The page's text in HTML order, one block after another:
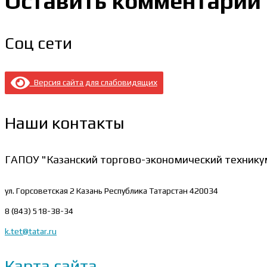
Соц сети
Версия сайта для слабовидящих
Наши контакты
ГАПОУ "Казанский торгово-экономический
ул. Горсоветская 2 Казань Республика Татарстан 420034
8 (843) 518-38-34
k.tet@tatar.ru